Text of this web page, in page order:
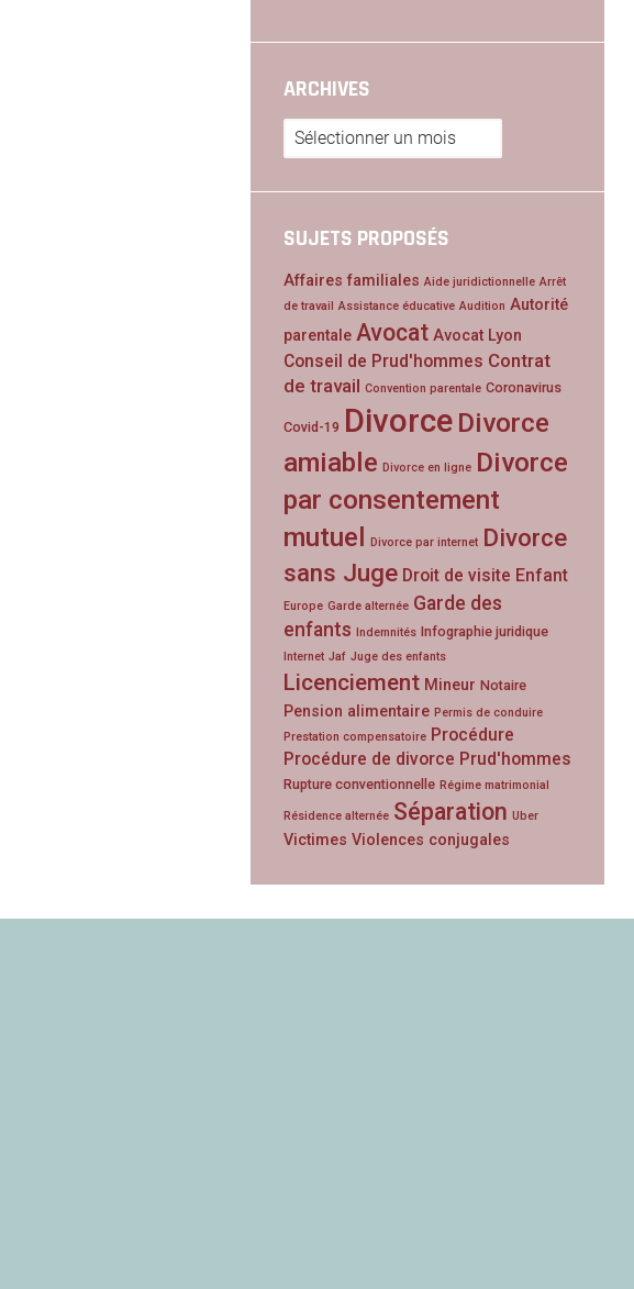
ARCHIVES
Archives
SUJETS PROPOSÉS
Affaires familiales Aide juridictionnelle Arrêt
de travail Assistance éducative Audition Autorité
parentale Avocat Avocat Lyon
Conseil de Prud'hommes Contrat
de travail Convention parentale Coronavirus
Covid-19 Divorce Divorce
amiable Divorce en ligne Divorce
par consentement
mutuel Divorce par internet Divorce
sans Juge Droit de visite Enfant
Europe Garde alternée Garde des
enfants Indemnités Infographie juridique
Internet Jaf Juge des enfants
Licenciement Mineur Notaire
Pension alimentaire Permis de conduire
Prestation compensatoire Procédure
Procédure de divorce Prud'hommes
Rupture conventionnelle Régime matrimonial
Résidence alternée Séparation Uber
Victimes Violences conjugales